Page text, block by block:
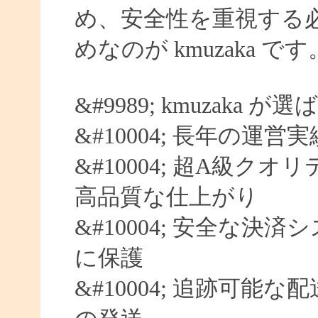
め、安全性を重視する
めなのが kmuzaka です
&#9989; kmuzaka が選
&#10004; 長年の運営
&#10004; 超A級クオリ
高品質な仕上がり
&#10004; 安全な決済
に保護
&#10004; 追跡可能な